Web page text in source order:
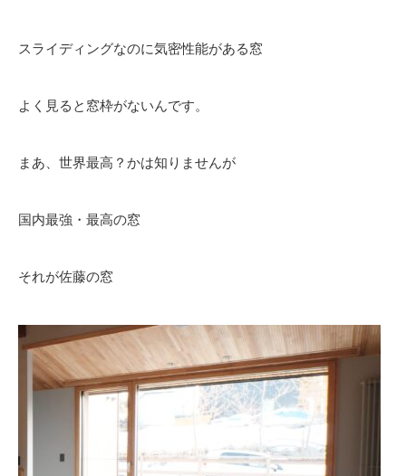
スライディングなのに気密性能がある窓
よく見ると窓枠がないんです。
まあ、世界最高？かは知りませんが
国内最強・最高の窓
それが佐藤の窓